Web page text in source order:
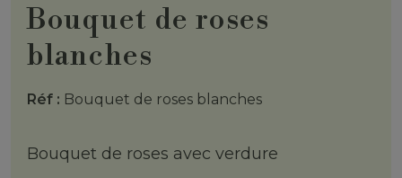
Bouquet de roses
blanches
Réf : Bouquet de roses blanches
Bouquet de roses avec verdure